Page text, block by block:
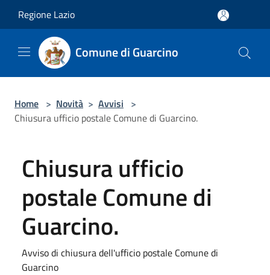
Regione Lazio
Comune di Guarcino
Home > Novità > Avvisi >
Chiusura ufficio postale Comune di Guarcino.
Chiusura ufficio
postale Comune di
Guarcino.
Avviso di chiusura dell'ufficio postale Comune di
Guarcino